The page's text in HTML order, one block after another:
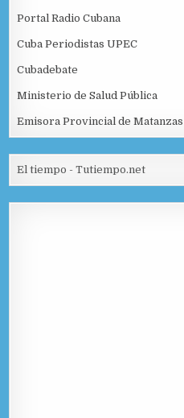
Portal Radio Cubana
Cuba Periodistas UPEC
Cubadebate
Ministerio de Salud Pública
Emisora Provincial de Matanzas
El tiempo - Tutiempo.net